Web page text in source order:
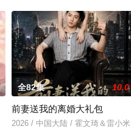
全82集 10.0
前妻送我的离婚大礼包
2026 / 中国大陆 / 霍文琦＆雷小米